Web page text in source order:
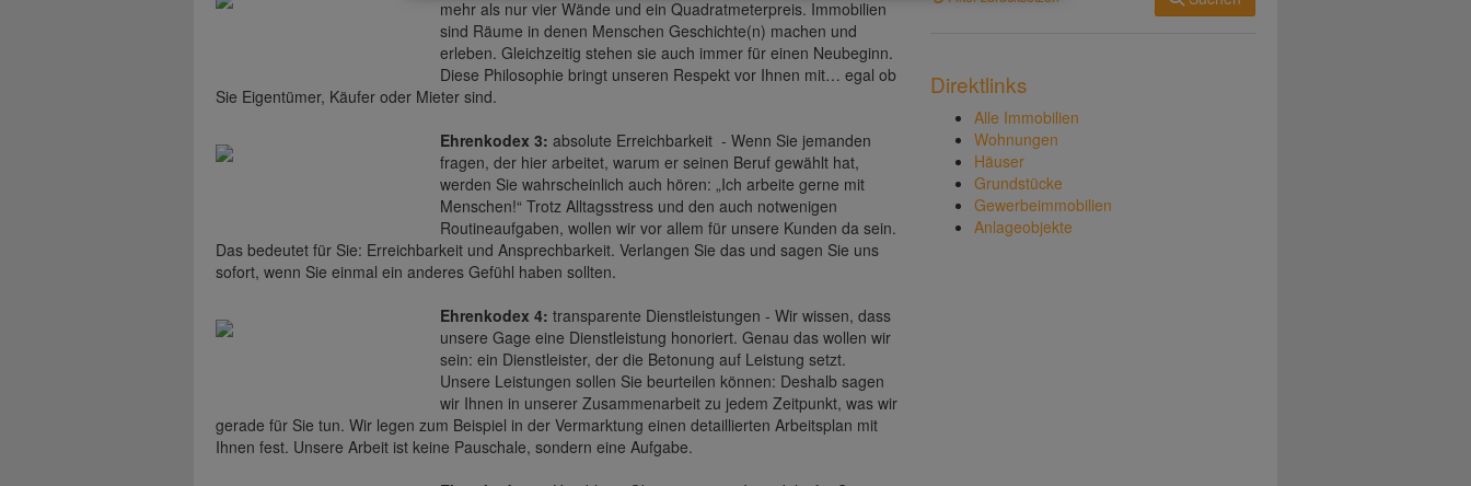
mehr als nur vier Wände und ein Quadratmeterpreis. Immobilien
sind Räume in denen Menschen Geschichte(n) machen und
erleben. Gleichzeitig stehen sie auch immer für einen Neubeginn.
Diese Philosophie bringt unseren Respekt vor Ihnen mit… egal ob
Sie Eigentümer, Käufer oder Mieter sind.
Ehrenkodex 3: absolute Erreichbarkeit - Wenn Sie jemanden
fragen, der hier arbeitet, warum er seinen Beruf gewählt hat,
werden Sie wahrscheinlich auch hören: „Ich arbeite gerne mit
Menschen!“ Trotz Alltagsstress und den auch notwenigen
Routineaufgaben, wollen wir vor allem für unsere Kunden da sein.
Das bedeutet für Sie: Erreichbarkeit und Ansprechbarkeit. Verlangen Sie das und sagen Sie uns
sofort, wenn Sie einmal ein anderes Gefühl haben sollten.
Ehrenkodex 4: transparente Dienstleistungen - Wir wissen, dass
unsere Gage eine Dienstleistung honoriert. Genau das wollen wir
sein: ein Dienstleister, der die Betonung auf Leistung setzt.
Unsere Leistungen sollen Sie beurteilen können: Deshalb sagen
wir Ihnen in unserer Zusammenarbeit zu jedem Zeitpunkt, was wir
gerade für Sie tun. Wir legen zum Beispiel in der Vermarktung einen detaillierten Arbeitsplan mit
Ihnen fest. Unsere Arbeit ist keine Pauschale, sondern eine Aufgabe.
Direktlinks
Alle Immobilien
Wohnungen
Häuser
Grundstücke
Gewerbeimmobilien
Anlageobjekte